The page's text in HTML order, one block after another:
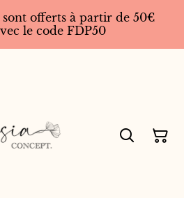
offerts à partir de 50€
le code FDP50